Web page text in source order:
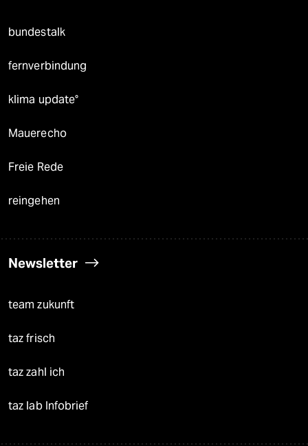
bundestalk
fernverbindung
klima update°
Mauerecho
Freie Rede
reingehen
Newsletter
team zukunft
taz frisch
taz zahl ich
taz lab Infobrief